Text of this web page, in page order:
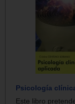
Psicología
Este libro